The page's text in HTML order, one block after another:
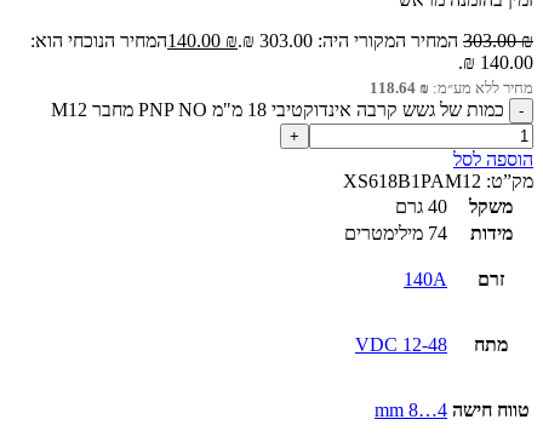
303.00₪ המחיר המקורי היה: 303.00 ₪. 140.00 ₪
המחיר הנוכחי הוא:
140.00 ₪.
מחיר ללא מע״מ: 118.64 ₪
כמות של גשש קרבה אינדוקטיבי 18 מ"מ PNP NO מחבר M12
הוספה לסל
מק”ט: XS618B1PAM12
משקל
40 גרם
מידות
74 מילימטרים
זרם 140A
מתח 12-48 VDC
טווח חישה 4…8 mm